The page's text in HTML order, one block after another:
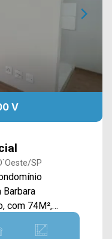
V
SP
Barbara
e funcional,
aliado à